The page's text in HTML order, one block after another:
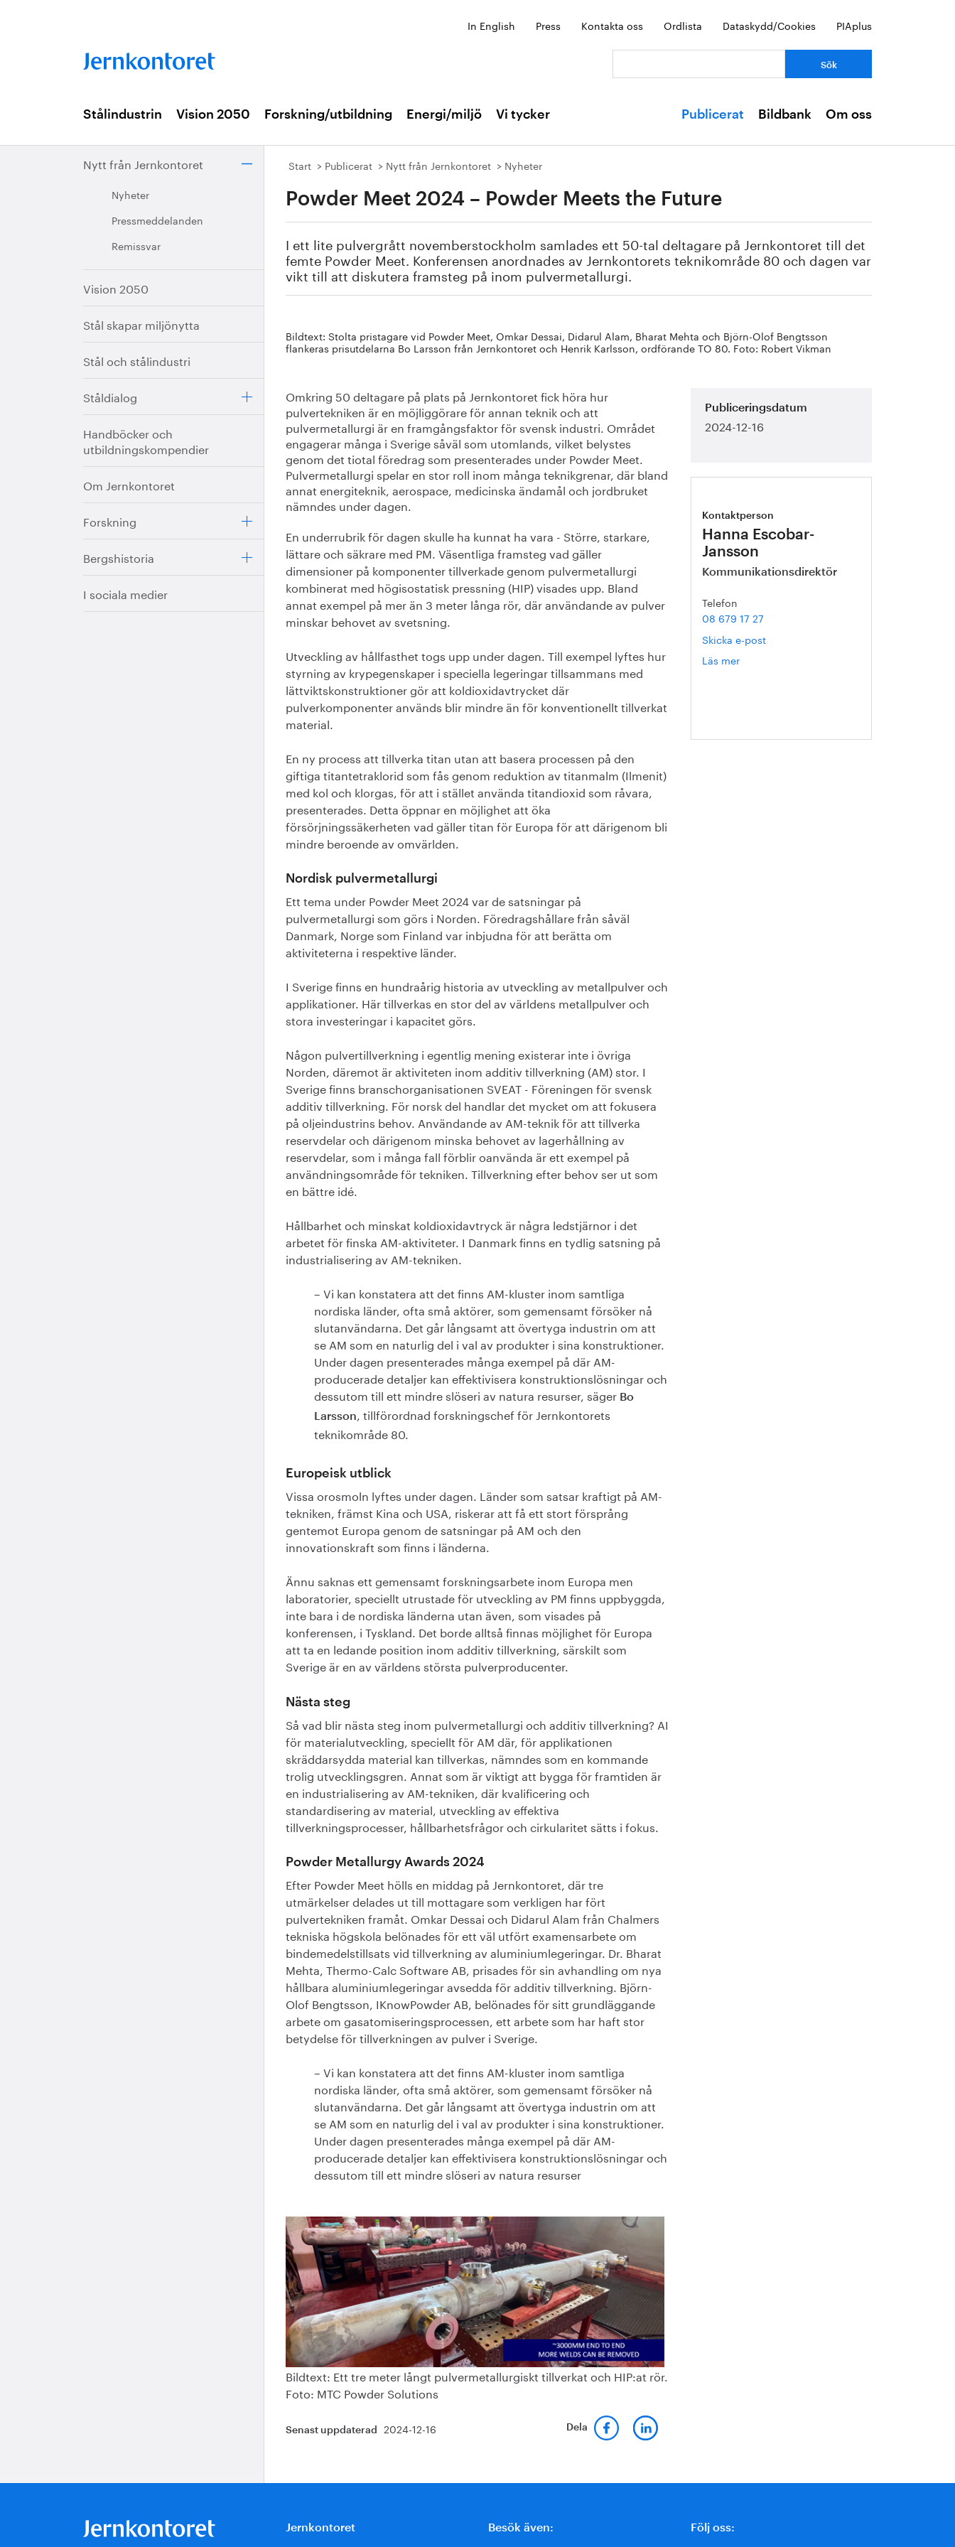
In English Press Kontakta oss Ordlista Dataskydd/Cookies PIAplus
Stålindustrin Vision 2050 Forskning/utbildning Energi/miljö Vi tycker Publicerat Bildbank Om oss
Nytt från Jernkontoret
Nyheter
Pressmeddelanden
Remissvar
Vision 2050
Stål skapar miljönytta
Stål och stålindustri
Ståldialog
Handböcker och
utbildningskompendier
Om Jernkontoret
Forskning
Bergshistoria
I sociala medier
Start Publicerat Nytt från Jernkontoret Nyheter
Powder Meet 2024 – Powder Meets the Future
I ett lite pulvergrått novemberstockholm samlades ett 50-tal deltagare på Jernkontoret till det
femte Powder Meet. Konferensen anordnades av Jernkontorets teknikområde 80 och dagen var
vikt till att diskutera framsteg på inom pulvermetallurgi.
Bildtext: Stolta pristagare vid Powder Meet, Omkar Dessai, Didarul Alam, Bharat Mehta och Björn-Olof Bengtsson
flankeras prisutdelarna Bo Larsson från Jernkontoret och Henrik Karlsson, ordförande TO 80. Foto: Robert Vikman
Omkring 50 deltagare på plats på Jernkontoret fick höra hur
pulvertekniken är en möjliggörare för annan teknik och att
pulvermetallurgi är en framgångsfaktor för svensk industri. Området
engagerar många i Sverige såväl som utomlands, vilket belystes
genom det tiotal föredrag som presenterades under Powder Meet.
Pulvermetallurgi spelar en stor roll inom många teknikgrenar, där bland
annat energiteknik, aerospace, medicinska ändamål och jordbruket
nämndes under dagen.
En underrubrik för dagen skulle ha kunnat ha vara - Större, starkare,
lättare och säkrare med PM. Väsentliga framsteg vad gäller
dimensioner på komponenter tillverkade genom pulvermetallurgi
kombinerat med högisostatisk pressning (HIP) visades upp. Bland
annat exempel på mer än 3 meter långa rör, där användande av pulver
minskar behovet av svetsning.
Utveckling av hållfasthet togs upp under dagen. Till exempel lyftes hur
styrning av krypegenskaper i speciella legeringar tillsammans med
lättviktskonstruktioner gör att koldioxidavtrycket där
pulverkomponenter används blir mindre än för konventionellt tillverkat
material.
En ny process att tillverka titan utan att basera processen på den
giftiga titantetraklorid som fås genom reduktion av titanmalm (Ilmenit)
med kol och klorgas, för att i stället använda titandioxid som råvara,
presenterades. Detta öppnar en möjlighet att öka
försörjningssäkerheten vad gäller titan för Europa för att därigenom bli
mindre beroende av omvärlden.
Nordisk pulvermetallurgi
Ett tema under Powder Meet 2024 var de satsningar på
pulvermetallurgi som görs i Norden. Föredragshållare från såväl
Danmark, Norge som Finland var inbjudna för att berätta om
aktiviteterna i respektive länder.
I Sverige finns en hundraårig historia av utveckling av metallpulver och
applikationer. Här tillverkas en stor del av världens metallpulver och
stora investeringar i kapacitet görs.
Någon pulvertillverkning i egentlig mening existerar inte i övriga
Norden, däremot är aktiviteten inom additiv tillverkning (AM) stor. I
Sverige finns branschorganisationen SVEAT - Föreningen för svensk
additiv tillverkning. För norsk del handlar det mycket om att fokusera
på oljeindustrins behov. Användande av AM-teknik för att tillverka
reservdelar och därigenom minska behovet av lagerhållning av
reservdelar, som i många fall förblir oanvända är ett exempel på
användningsområde för tekniken. Tillverkning efter behov ser ut som
en bättre idé.
Hållbarhet och minskat koldioxidavtryck är några ledstjärnor i det
arbetet för finska AM-aktiviteter. I Danmark finns en tydlig satsning på
industrialisering av AM-tekniken.
– Vi kan konstatera att det finns AM-kluster inom samtliga
nordiska länder, ofta små aktörer, som gemensamt försöker nå
slutanvändarna. Det går långsamt att övertyga industrin om att
se AM som en naturlig del i val av produkter i sina konstruktioner.
Under dagen presenterades många exempel på där AM-
producerade detaljer kan effektivisera konstruktionslösningar och
dessutom till ett mindre slöseri av natura resurser, säger Bo
Larsson, tillförordnad forskningschef för Jernkontorets
teknikområde 80.
Europeisk utblick
Vissa orosmoln lyftes under dagen. Länder som satsar kraftigt på AM-
tekniken, främst Kina och USA, riskerar att få ett stort försprång
gentemot Europa genom de satsningar på AM och den
innovationskraft som finns i länderna.
Ännu saknas ett gemensamt forskningsarbete inom Europa men
laboratorier, speciellt utrustade för utveckling av PM finns uppbyggda,
inte bara i de nordiska länderna utan även, som visades på
konferensen, i Tyskland. Det borde alltså finnas möjlighet för Europa
att ta en ledande position inom additiv tillverkning, särskilt som
Sverige är en av världens största pulverproducenter.
Nästa steg
Så vad blir nästa steg inom pulvermetallurgi och additiv tillverkning? AI
för materialutveckling, speciellt för AM där, för applikationen
skräddarsydda material kan tillverkas, nämndes som en kommande
trolig utvecklingsgren. Annat som är viktigt att bygga för framtiden är
en industrialisering av AM-tekniken, där kvalificering och
standardisering av material, utveckling av effektiva
tillverkningsprocesser, hållbarhetsfrågor och cirkularitet sätts i fokus.
Powder Metallurgy Awards 2024
Efter Powder Meet hölls en middag på Jernkontoret, där tre
utmärkelser delades ut till mottagare som verkligen har fört
pulvertekniken framåt. Omkar Dessai och Didarul Alam från Chalmers
tekniska högskola belönades för ett väl utfört examensarbete om
bindemedelstillsats vid tillverkning av aluminiumlegeringar. Dr. Bharat
Mehta, Thermo-Calc Software AB, prisades för sin avhandling om nya
hållbara aluminiumlegeringar avsedda för additiv tillverkning. Björn-
Olof Bengtsson, IKnowPowder AB, belönades för sitt grundläggande
arbete om gasatomiseringsprocessen, ett arbete som har haft stor
betydelse för tillverkningen av pulver i Sverige.
– Vi kan konstatera att det finns AM-kluster inom samtliga
nordiska länder, ofta små aktörer, som gemensamt försöker nå
slutanvändarna. Det går långsamt att övertyga industrin om att
se AM som en naturlig del i val av produkter i sina konstruktioner.
Under dagen presenterades många exempel på där AM-
producerade detaljer kan effektivisera konstruktionslösningar och
dessutom till ett mindre slöseri av natura resurser
Bildtext: Ett tre meter långt pulvermetallurgiskt tillverkat och HIP:at rör.
Foto: MTC Powder Solutions
Senast uppdaterad 2024-12-16 Dela
Publiceringsdatum
2024-12-16
Kontaktperson
Hanna Escobar-
Jansson
Kommunikationsdirektör
Telefon
08 679 17 27
Skicka e-post
Läs mer
Jernkontoret Besök även: Följ oss: